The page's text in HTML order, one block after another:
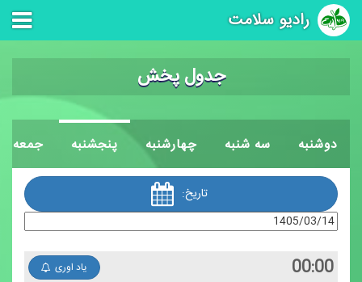
رادیو سلامت
جدول پخش
دوشنبه سه شنبه چهارشنبه پنجشنبه جمعه
تاریخ:
00:00 یاد اوری